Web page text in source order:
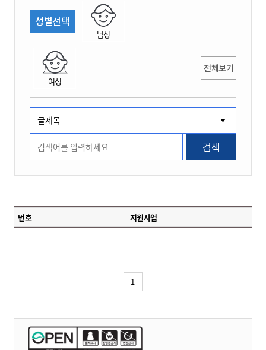
성별선택
남성
여성
전체보기
검색
번호 지원사업
1